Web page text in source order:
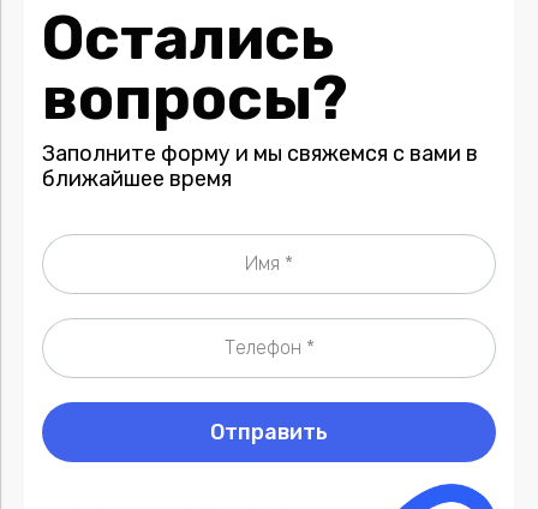
Остались
вопросы?
Заполните форму и мы свяжемся с вами в
ближайшее время
Отправить